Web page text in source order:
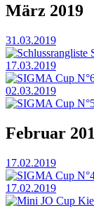
März 2019
31.03.2019
Schlussrangliste
17.03.2019
SIGMA Cup
02.03.2019
SIGMA Cup
Februar
17.02.2019
SIGMA Cup
17.02.2019
Mini JO Cup